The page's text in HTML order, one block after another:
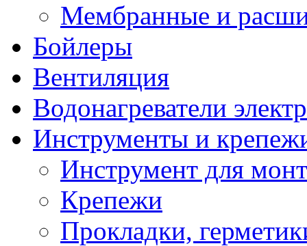
Мембранные и
Бойлеры
Вентиляция
Водонагреватели
Инструменты и
Инструмент для
Крепежи
Прокладки,